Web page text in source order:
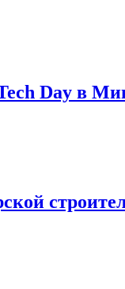
Day в